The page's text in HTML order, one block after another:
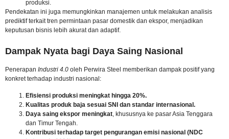
produksi.
Pendekatan ini juga memungkinkan manajemen untuk melakukan analisis
prediktif terkait tren permintaan pasar domestik dan ekspor, menjadikan
keputusan bisnis lebih akurat dan adaptif.
Dampak Nyata bagi Daya Saing Nasional
Penerapan Industri 4.0 oleh Perwira Steel memberikan dampak positif yang
konkret terhadap industri nasional:
Efisiensi produksi meningkat hingga 20%.
Kualitas produk baja sesuai SNI dan standar internasional.
Daya saing ekspor meningkat , khususnya ke pasar Asia Tenggara
dan Timur Tengah.
Kontribusi terhadap target pengurangan emisi nasional (NDC